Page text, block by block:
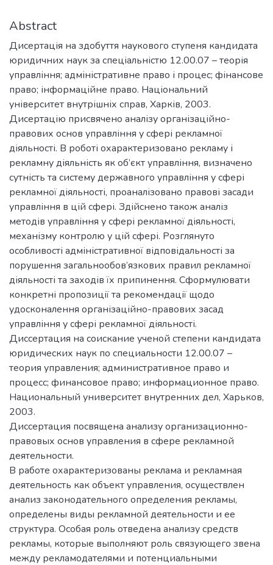
Abstract
Дисертація на здобуття наукового ступеня кандидата
юридичних наук за спеціальністю 12.00.07 – теорія
управління; адміністративне право і процес; фінансове
право; інформаційне право. Національний
університет внутрішніх справ, Харків, 2003.
Дисертацію присвячено аналізу організаційно-
правових основ управління у сфері рекламної
діяльності. В роботі охарактеризовано рекламу і
рекламну діяльність як об’єкт управління, визначено
сутність та систему державного управління у сфері
рекламної діяльності, проаналізовано правові засади
управління в цій сфері. Здійснено також аналіз
методів управління у сфері рекламної діяльності,
механізму контролю у цій сфері. Розглянуто
особливості адміністративної відповідальності за
порушення загальнообов’язкових правил рекламної
діяльності та заходів їх припинення. Сформулювати
конкретні пропозиції та рекомендації щодо
удосконалення організаційно-правових засад
управління у сфері рекламної діяльності.
Диссертация на соискание ученой степени кандидата
юридических наук по специальности 12.00.07 –
теория управления; административное право и
процесс; финансовое право; информационное право.
Национальный университет внутренних дел, Харьков,
2003.
Диссертация посвящена анализу организационно-
правовых основ управления в сфере рекламной
деятельности.
В работе охарактеризованы реклама и рекламная
деятельность как объект управления, осуществлен
анализ законодательного определения рекламы,
определены виды рекламной деятельности и ее
структура. Особая роль отведена анализу средств
рекламы, которые выполняют роль связующего звена
между рекламодателями и потенциальными